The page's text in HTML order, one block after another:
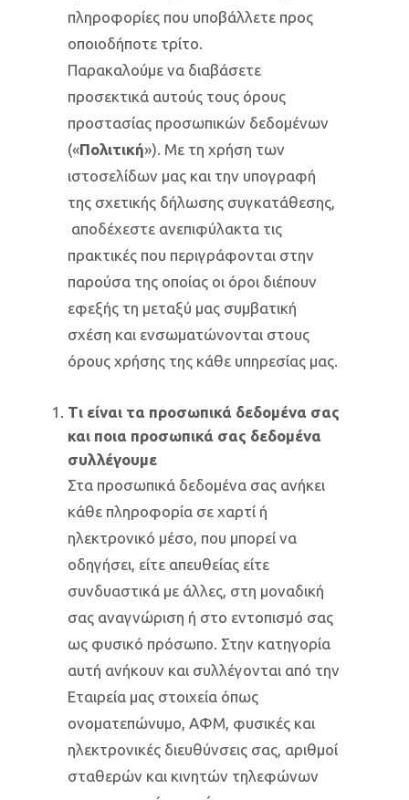
πληροφορίες που υποβάλλετε προς
οποιοδήποτε τρίτο.
Παρακαλούμε να διαβάσετε
προσεκτικά αυτούς τους όρους
προστασίας προσωπικών δεδομένων
(«Πολιτική»). Με τη χρήση των
ιστοσελίδων μας και την υπογραφή
της σχετικής δήλωσης συγκατάθεσης,
αποδέχεστε ανεπιφύλακτα τις
πρακτικές που περιγράφονται στην
παρούσα της οποίας οι όροι διέπουν
εφεξής τη μεταξύ μας συμβατική
σχέση και ενσωματώνονται στους
όρους χρήσης της κάθε υπηρεσίας μας.
Τι είναι τα προσωπικά δεδομένα σας
και ποια προσωπικά σας δεδομένα
συλλέγουμε
Στα προσωπικά δεδομένα σας ανήκει
κάθε πληροφορία σε χαρτί ή
ηλεκτρονικό μέσο, που μπορεί να
οδηγήσει, είτε απευθείας είτε
συνδυαστικά με άλλες, στη μοναδική
σας αναγνώριση ή στο εντοπισμό σας
ως φυσικό πρόσωπο. Στην κατηγορία
αυτή ανήκουν και συλλέγονται από την
Εταιρεία μας στοιχεία όπως
ονοματεπώνυμο, ΑΦΜ, φυσικές και
ηλεκτρονικές διευθύνσεις σας, αριθμοί
σταθερών και κινητών τηλεφώνων